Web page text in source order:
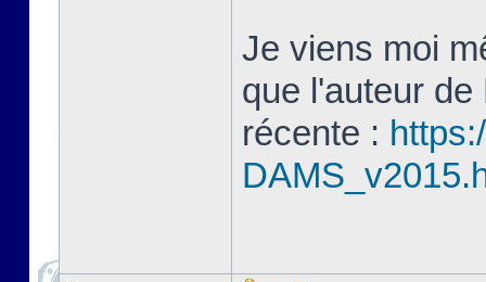
Je viens moi
que l'auteur
récente :